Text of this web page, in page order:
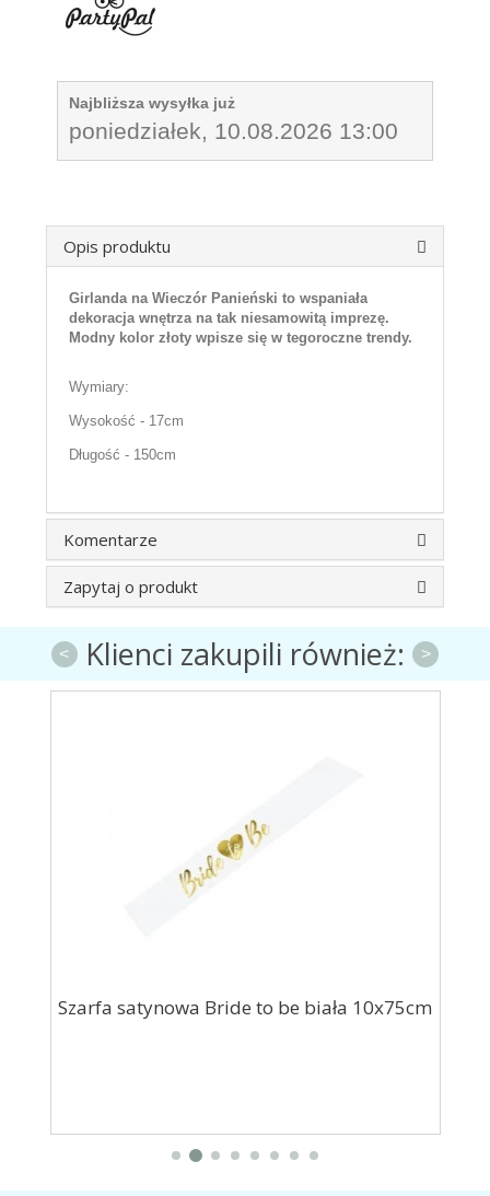
Najbliższa wysyłka już
poniedziałek, 10.08.2026 13:00
Opis produktu
Girlanda na Wieczór Panieński to wspaniała
dekoracja wnętrza na tak niesamowitą imprezę.
Modny kolor złoty wpisze się w tegoroczne trendy.
Wymiary:
Wysokość - 17cm
Długość - 150cm
Komentarze
Zapytaj o produkt
Klienci zakupili również:
Szarfa satynowa Bride to be biała 10x75cm
< >